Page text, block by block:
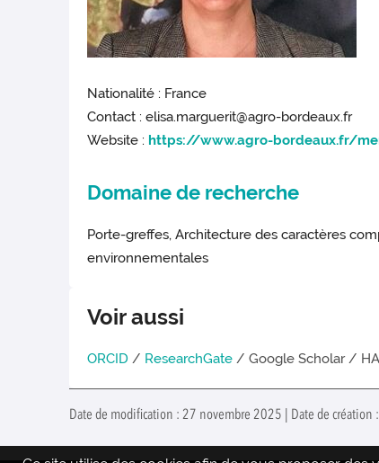
Nationalité : France
Contact : elisa.marguerit@agro-bordeaux.fr
Website : https://www.agro-bordeaux.fr/
Domaine de recherche
Porte-greffes, Architecture des caractères
environnementales
Voir aussi
ORCID / ResearchGate / Google Scholar /
Date de modification : 27 novembre 2025 | Date de